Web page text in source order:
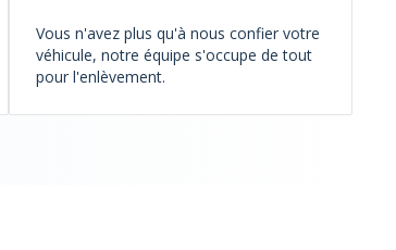
Vous n'avez plus qu'à nous confier votre
véhicule, notre équipe s'occupe de tout
pour l'enlèvement.